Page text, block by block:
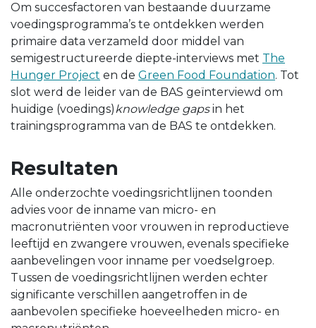
Om succesfactoren van bestaande duurzame
voedingsprogramma’s te ontdekken werden
primaire data verzameld door middel van
semigestructureerde diepte-interviews met The
Hunger Project en de Green Food Foundation. Tot
slot werd de leider van de BAS geïnterviewd om
huidige (voedings)knowledge gapsin het
trainingsprogramma van de BAS te ontdekken.
Resultaten
Alle onderzochte voedingsrichtlijnen toonden
advies voor de inname van micro- en
macronutriënten voor vrouwen in reproductieve
leeftijd en zwangere vrouwen, evenals specifieke
aanbevelingen voor inname per voedselgroep.
Tussen de voedingsrichtlijnen werden echter
significante verschillen aangetroffen in de
aanbevolen specifieke hoeveelheden micro- en